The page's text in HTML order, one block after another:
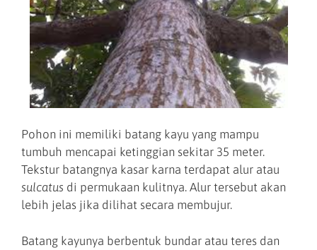
Pohon ini memiliki batang kayu yang mampu
tumbuh mencapai ketinggian sekitar 35 meter.
Tekstur batangnya kasar karna terdapat alur atau
sulcatus di permukaan kulitnya. Alur tersebut akan
lebih jelas jika dilihat secara membujur.
Batang kayunya berbentuk bundar atau teres dan